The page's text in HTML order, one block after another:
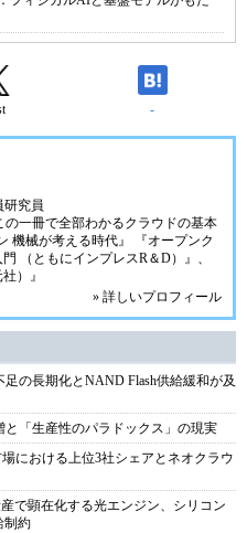
-
研究員
の一冊で全部わかるクラウドの基本
機械が考える時代』
『オープンク
（ともにインプレスR＆D）』 、
）』
» 詳しいプロフィール
の長期化とNAND Flash供給緩和が及
「生産性のパラドックス」の現実
における上位3社シェアとネオクラウ
で顕在化する光エンジン、シリコン
制約